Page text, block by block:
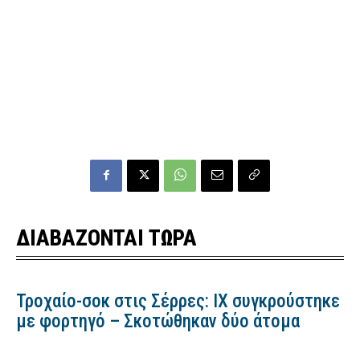
ΔΙΑΒΑΖΟΝΤΑΙ ΤΩΡΑ
Τροχαίο-σοκ στις Σέρρες: ΙΧ συγκρούστηκε
με φορτηγό – Σκοτώθηκαν δύο άτομα